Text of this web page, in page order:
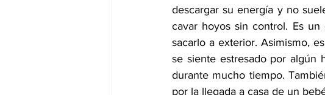
descargar su energía y no
cavar hoyos sin control. Es
sacarlo a exterior. Asimismo,
se siente estresado por algún
durante mucho tiempo.
por la llegada a casa de un